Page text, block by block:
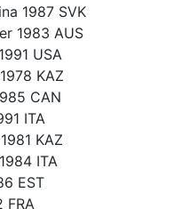
1987 SVK
1983 AUS
USA
KAZ
CAN
ITA
KAZ
ITA
EST
FRA